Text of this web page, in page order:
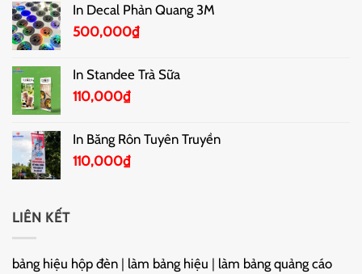
In Decal Phản Quang 3M
500,000₫
In Standee Trà Sữa
110,000₫
In Băng Rôn Tuyên Truyền
110,000₫
LIÊN KẾT
bảng hiệu hộp đèn | làm bảng hiệu | làm bảng quảng cáo